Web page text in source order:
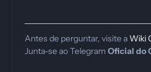
Antes de perguntar, visite aWiki
Junta-se ao Telegram Oficial do